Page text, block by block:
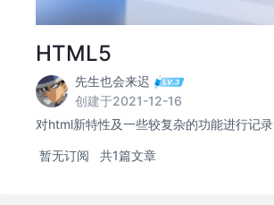
HTML5
先生也会来迟
创建于2021-12-16
对html新特性及一些较复杂的功能进行记录
暂无订阅 共1篇文章